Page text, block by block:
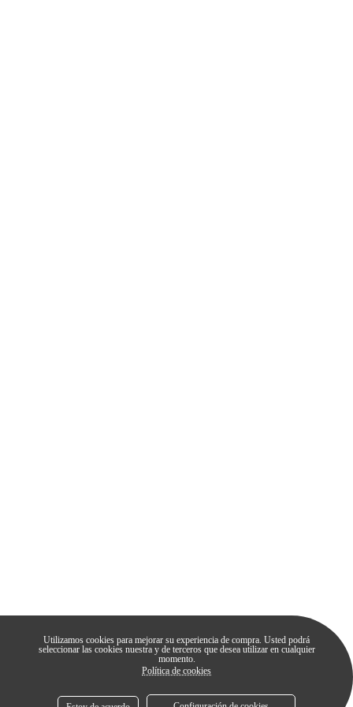
Utilizamos cookies para mejorar su experiencia de compra. Usted podrá
seleccionar las cookies nuestra y de terceros que desea utilizar en cualquier
momento.
Política de cookies